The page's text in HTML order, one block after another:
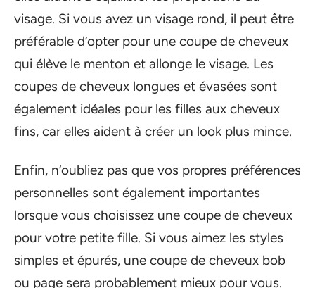
visage. Si vous avez un visage rond, il peut être
préférable d’opter pour une coupe de cheveux
qui élève le menton et allonge le visage. Les
coupes de cheveux longues et évasées sont
également idéales pour les filles aux cheveux
fins, car elles aident à créer un look plus mince.
Enfin, n’oubliez pas que vos propres préférences
personnelles sont également importantes
lorsque vous choisissez une coupe de cheveux
pour votre petite fille. Si vous aimez les styles
simples et épurés, une coupe de cheveux bob
ou page sera probablement mieux pour vous.